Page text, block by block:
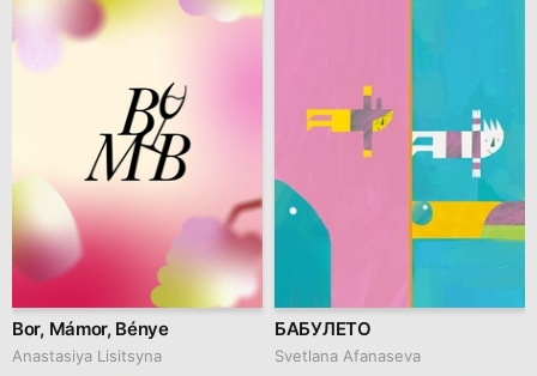
Bor, Mámor, Bénye
Anastasiya Lisitsyna
БАБУЛЕТО
Svetlana Afanaseva